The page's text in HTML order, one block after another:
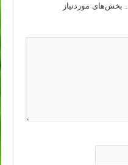
بخش‌های موردنیاز